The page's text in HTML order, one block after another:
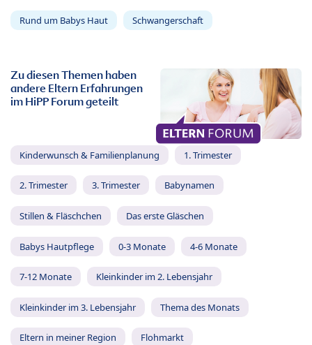
Rund um Babys Haut Schwangerschaft
Zu diesen Themen haben
andere Eltern Erfahrungen
im HiPP Forum geteilt
Kinderwunsch & Familienplanung 1. Trimester
2. Trimester 3. Trimester Babynamen
Stillen & Fläschchen Das erste Gläschen
Babys Hautpflege 0-3 Monate 4-6 Monate
7-12 Monate Kleinkinder im 2. Lebensjahr
Kleinkinder im 3. Lebensjahr Thema des Monats
Eltern in meiner Region Flohmarkt